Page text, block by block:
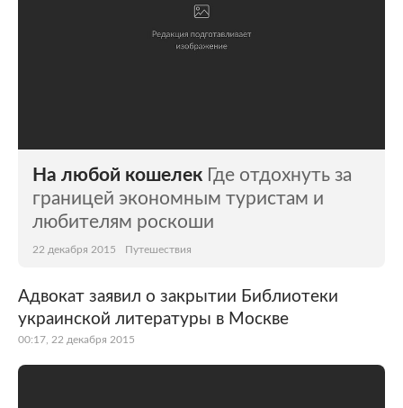
На любой кошелек Где отдохнуть за
границей экономным туристам и
любителям роскоши
22 декабря 2015 Путешествия
Адвокат заявил о закрытии Библиотеки
украинской литературы в Москве
00:17, 22 декабря 2015